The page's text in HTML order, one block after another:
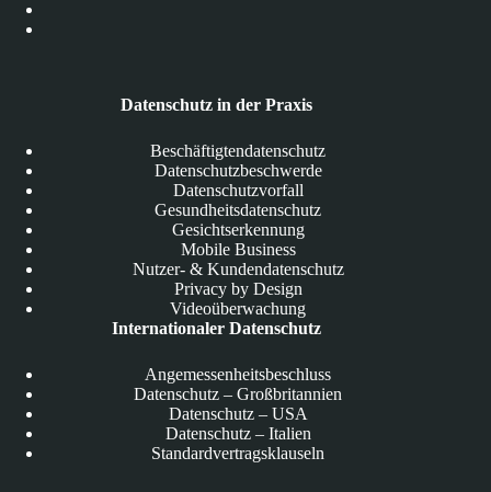
Datenschutz in der Praxis
Beschäftigtendatenschutz
Datenschutzbeschwerde
Datenschutzvorfall
Gesundheitsdatenschutz
Gesichtserkennung
Mobile Business
Nutzer- & Kundendatenschutz
Privacy by Design
Videoüberwachung
Internationaler Datenschutz
Angemessenheitsbeschluss
Datenschutz – Großbritannien
Datenschutz – USA
Datenschutz – Italien
Standardvertragsklauseln